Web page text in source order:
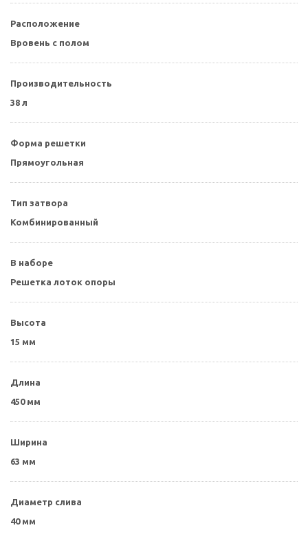
Расположение
Вровень с полом
Производительность
38 л
Форма решетки
Прямоугольная
Тип затвора
Комбинированный
В наборе
Решетка лоток опоры
Высота
15 мм
Длина
450 мм
Ширина
63 мм
Диаметр слива
40 мм